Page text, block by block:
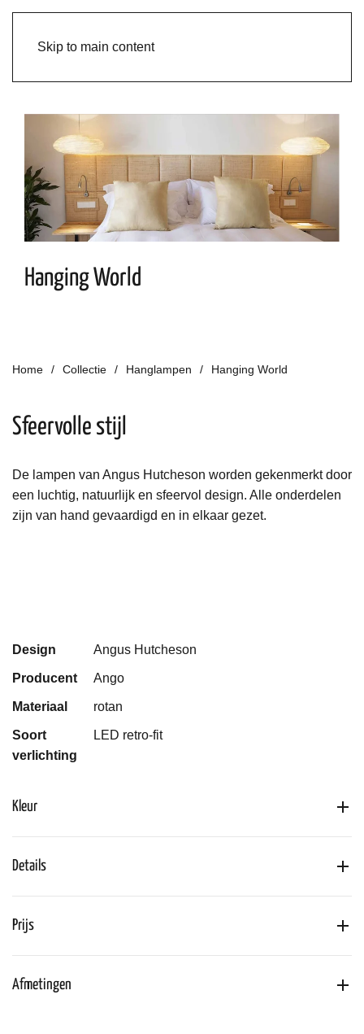
Skip to main content
Hanging World
Home Collectie Hanglampen Hanging World
Sfeervolle stijl
De lampen van Angus Hutcheson worden gekenmerkt door
een luchtig, natuurlijk en sfeervol design. Alle onderdelen
zijn van hand gevaardigd en in elkaar gezet.
Design Angus Hutcheson
Producent Ango
Materiaal rotan
Soort
verlichting
LED retro-fit
Kleur
Details
Prijs
Afmetingen